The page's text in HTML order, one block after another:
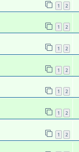
1 2
1 2
1 2
1 2
1 2
1 2
1 2